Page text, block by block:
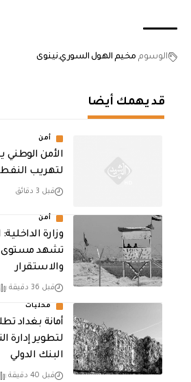
الوسوم مخيم الهول السوري نينوى
قد يهمك أيضا
أمن
الأمن
لتهريب النفط
قبل 3 دقائق
أمن
وزارة
تشهد مستوى
والاستقرار
قبل 36 دقيقة
محليات
أمانة بغداد
لتطوير إدارة
البنك الدولي
قبل 40 دقيقة